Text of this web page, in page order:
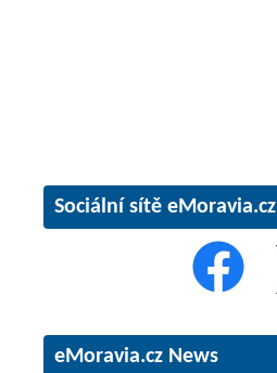
Sociální sítě eMoravia.cz
eMoravia.cz News